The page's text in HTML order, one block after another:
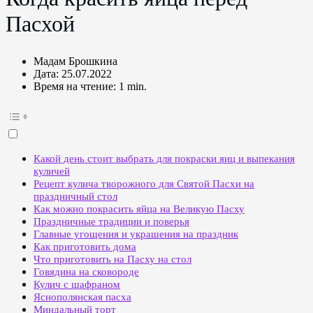
Пасхой
Мадам Брошкина
Дата: 25.07.2022
Время на чтение: 1 min.
Какой день стоит выбрать для покраски яиц и выпекания
куличей
Рецепт кулича творожного для Святой Пасхи на
праздничный стол
Как можно покрасить яйца на Великую Пасху
Праздничные традиции и поверья
Главные угощения и украшения на праздник
Как приготовить дома
Что приготовить на Пасху на стол
Говядина на сковороде
Кулич с шафраном
Яснополянская пасха
Миндальный торт